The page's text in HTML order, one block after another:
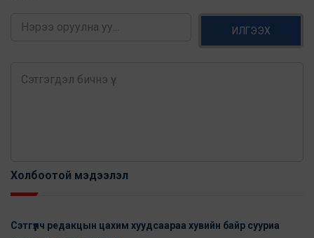
ИЛГЭЭХ
Холбоотой мэдээлэл
Сэтгүүлч редакцын цахим хуудсаараа хувийн байр сууриа